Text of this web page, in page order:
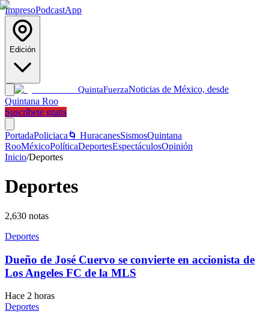
ImpresoPodcastApp
Edición
QuintaFuerzaNoticias de México, desde
Quintana Roo
Suscríbete gratis
PortadaPoliciaca 🌀 HuracanesSismosQuintana
RooMéxicoPolíticaDeportesEspectáculosOpinión
Inicio/Deportes
Deportes
2,630 notas
Deportes
Dueño de José Cuervo se convierte en accionista de
Los Angeles FC de la MLS
Hace 2 horas
Deportes